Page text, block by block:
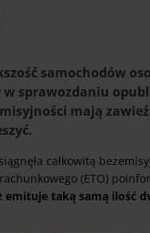
samochodów
sprawozdaniu
mają
całkowitą
(ETO)
emituje taką samą ilość